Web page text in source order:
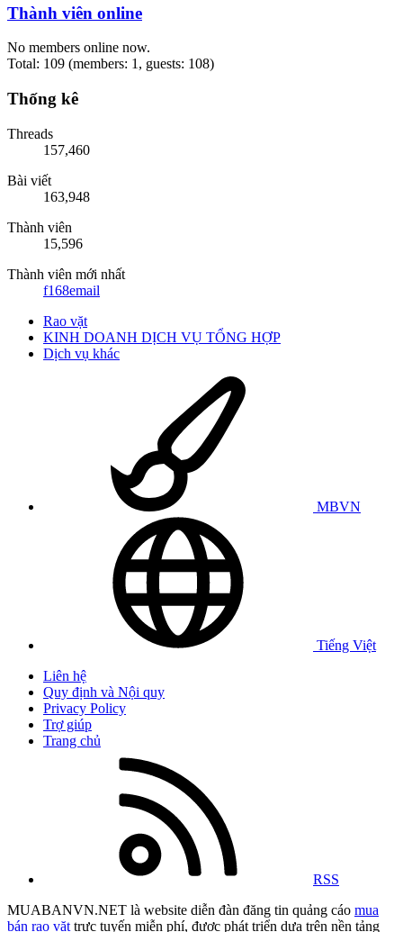
Thành viên online
No members online now.
Total: 109 (members: 1, guests: 108)
Thống kê
Threads
157,460
Bài viết
163,948
Thành viên
15,596
Thành viên mới nhất
f168email
Rao vặt
KINH DOANH DỊCH VỤ TỔNG HỢP
Dịch vụ khác
MBVN
Tiếng Việt
Liên hệ
Quy định và Nội quy
Privacy Policy
Trợ giúp
Trang chủ
RSS
MUABANVN.NET là website diễn đàn đăng tin quảng cáo mua
bán rao vặt trực tuyến miễn phí, được phát triển dựa trên nền tảng